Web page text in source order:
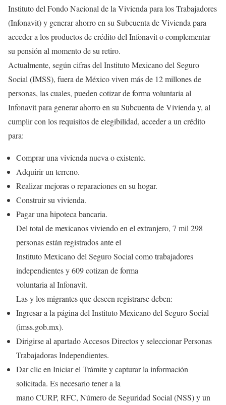
Instituto del Fondo Nacional de la Vivienda para los Trabajadores
(Infonavit) y generar ahorro en su Subcuenta de Vivienda para
acceder a los productos de crédito del Infonavit o complementar
su pensión al momento de su retiro.
Actualmente, según cifras del Instituto Mexicano del Seguro
Social (IMSS), fuera de México viven más de 12 millones de
personas, las cuales, pueden cotizar de forma voluntaria al
Infonavit para generar ahorro en su Subcuenta de Vivienda y, al
cumplir con los requisitos de elegibilidad, acceder a un crédito
para:
Comprar una vivienda nueva o existente.
Adquirir un terreno.
Realizar mejoras o reparaciones en su hogar.
Construir su vivienda.
Pagar una hipoteca bancaria.
Del total de mexicanos viviendo en el extranjero, 7 mil 298
personas están registrados ante el
Instituto Mexicano del Seguro Social como trabajadores
independientes y 609 cotizan de forma
voluntaria al Infonavit.
Las y los migrantes que deseen registrarse deben:
Ingresar a la página del Instituto Mexicano del Seguro Social
(imss.gob.mx).
Dirigirse al apartado Accesos Directos y seleccionar Personas
Trabajadoras Independientes.
Dar clic en Iniciar el Trámite y capturar la información
solicitada. Es necesario tener a la
mano CURP, RFC, Número de Seguridad Social (NSS) y un